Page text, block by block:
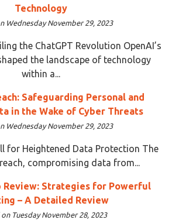
Technology
Wednesday November 29, 2023
the ChatGPT Revolution OpenAI’s
the landscape of technology
within a...
Safeguarding Personal and
in the Wake of Cyber Threats
Wednesday November 29, 2023
for Heightened Data Protection The
compromising data from...
Review: Strategies for Powerful
– A Detailed Review
Tuesday November 28, 2023